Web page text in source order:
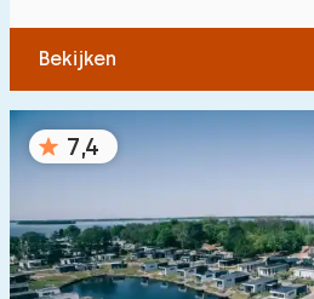
Bekijken
7,4